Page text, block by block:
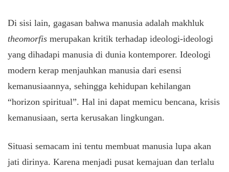
​Di sisi lain, gagasan bahwa manusia adalah makhluk
theomorfis merupakan kritik terhadap ideologi-ideologi
yang dihadapi manusia di dunia kontemporer. Ideologi
modern kerap menjauhkan manusia dari esensi
kemanusiaannya, sehingga kehidupan kehilangan
“horizon spiritual”. Hal ini dapat memicu bencana, krisis
kemanusiaan, serta kerusakan lingkungan.
​Situasi semacam ini tentu membuat manusia lupa akan
jati dirinya. Karena menjadi pusat kemajuan dan terlalu